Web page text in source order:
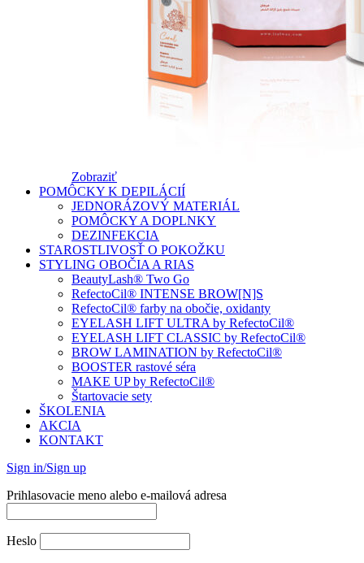
Zobraziť
POMÔCKY K DEPILÁCIÍ
JEDNORÁZOVÝ MATERIÁL
POMÔCKY A DOPLNKY
DEZINFEKCIA
STAROSTLIVOSŤ O POKOŽKU
STYLING OBOČIA A RIAS
BeautyLash® Two Go
RefectoCil® INTENSE BROW[N]S
RefectoCil® farby na obočie, oxidanty
EYELASH LIFT ULTRA by RefectoCil®
EYELASH LIFT CLASSIC by RefectoCil®
BROW LAMINATION by RefectoCil®
BOOSTER rastové séra
MAKE UP by RefectoCil®
Štartovacie sety
ŠKOLENIA
AKCIA
KONTAKT
Sign in/Sign up
Prihlasovacie meno alebo e-mailová adresa
Heslo